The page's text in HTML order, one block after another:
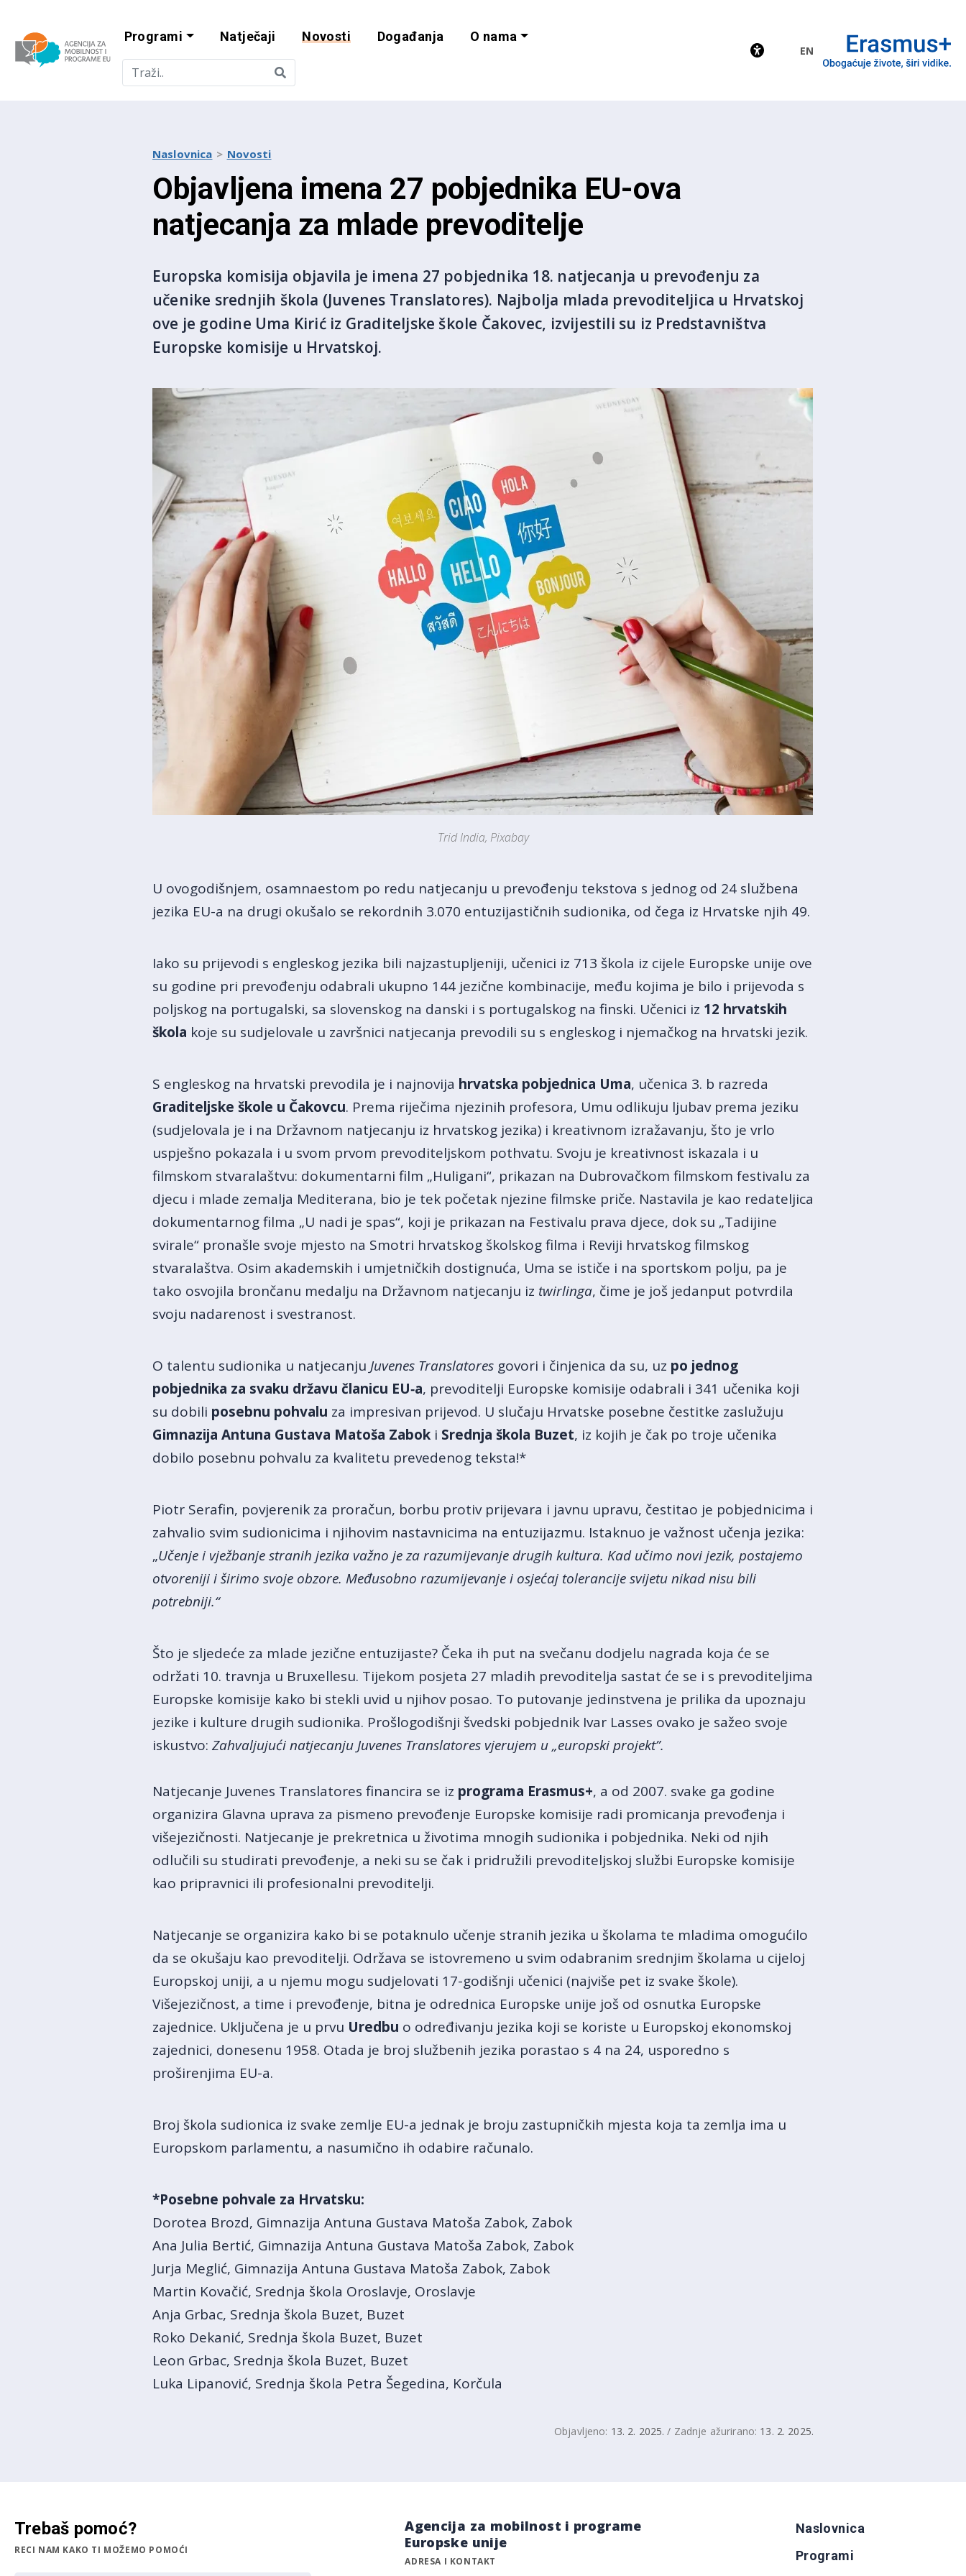
Agencija za mobilnost i programe EU
Programi Natječaji Novosti Događanja O nama
EN
Naslovnica Novosti
Objavljena imena 27 pobjednika EU-ova
natjecanja za mlade prevoditelje
Europska komisija objavila je imena 27 pobjednika 18. natjecanja u prevođenju za
učenike srednjih škola (Juvenes Translatores). Najbolja mlada prevoditeljica u Hrvatskoj
ove je godine Uma Kirić iz Graditeljske škole Čakovec, izvijestili su iz Predstavništva
Europske komisije u Hrvatskoj.
Trid India, Pixabay
U ovogodišnjem, osamnaestom po redu natjecanju u prevođenju tekstova s jednog od 24 službena
jezika EU-a na drugi okušalo se rekordnih 3.070 entuzijastičnih sudionika, od čega iz Hrvatske njih 49.
Iako su prijevodi s engleskog jezika bili najzastupljeniji, učenici iz 713 škola iz cijele Europske unije ove
su godine pri prevođenju odabrali ukupno 144 jezične kombinacije, među kojima je bilo i prijevoda s
poljskog na portugalski, sa slovenskog na danski i s portugalskog na finski. Učenici iz 12 hrvatskih
škola koje su sudjelovale u završnici natjecanja prevodili su s engleskog i njemačkog na hrvatski jezik.
S engleskog na hrvatski prevodila je i najnovija hrvatska pobjednica Uma, učenica 3. b razreda
Graditeljske škole u Čakovcu. Prema riječima njezinih profesora, Umu odlikuju ljubav prema jeziku
(sudjelovala je i na Državnom natjecanju iz hrvatskog jezika) i kreativnom izražavanju, što je vrlo
uspješno pokazala i u svom prvom prevoditeljskom pothvatu. Svoju je kreativnost iskazala i u
filmskom stvaralaštvu: dokumentarni film „Huligani“, prikazan na Dubrovačkom filmskom festivalu za
djecu i mlade zemalja Mediterana, bio je tek početak njezine filmske priče. Nastavila je kao redateljica
dokumentarnog filma „U nadi je spas“, koji je prikazan na Festivalu prava djece, dok su „Tadijine
svirale“ pronašle svoje mjesto na Smotri hrvatskog školskog filma i Reviji hrvatskog filmskog
stvaralaštva. Osim akademskih i umjetničkih dostignuća, Uma se ističe i na sportskom polju, pa je
tako osvojila brončanu medalju na Državnom natjecanju iz twirlinga, čime je još jedanput potvrdila
svoju nadarenost i svestranost.
O talentu sudionika u natjecanju Juvenes Translatores govori i činjenica da su, uz po jednog
pobjednika za svaku državu članicu EU‑a, prevoditelji Europske komisije odabrali i 341 učenika koji
su dobili posebnu pohvalu za impresivan prijevod. U slučaju Hrvatske posebne čestitke zaslužuju
Gimnazija Antuna Gustava Matoša Zabok i Srednja škola Buzet, iz kojih je čak po troje učenika
dobilo posebnu pohvalu za kvalitetu prevedenog teksta!*
Piotr Serafin, povjerenik za proračun, borbu protiv prijevara i javnu upravu, čestitao je pobjednicima i
zahvalio svim sudionicima i njihovim nastavnicima na entuzijazmu. Istaknuo je važnost učenja jezika:
„Učenje i vježbanje stranih jezika važno je za razumijevanje drugih kultura. Kad učimo novi jezik, postajemo
otvoreniji i širimo svoje obzore. Međusobno razumijevanje i osjećaj tolerancije svijetu nikad nisu bili
potrebniji.“
Što je sljedeće za mlade jezične entuzijaste? Čeka ih put na svečanu dodjelu nagrada koja će se
održati 10. travnja u Bruxellesu. Tijekom posjeta 27 mladih prevoditelja sastat će se i s prevoditeljima
Europske komisije kako bi stekli uvid u njihov posao. To putovanje jedinstvena je prilika da upoznaju
jezike i kulture drugih sudionika. Prošlogodišnji švedski pobjednik Ivar Lasses ovako je sažeo svoje
iskustvo: Zahvaljujući natjecanju Juvenes Translatores vjerujem u „europski projekt”.
Natjecanje Juvenes Translatores financira se iz programa Erasmus+, a od 2007. svake ga godine
organizira Glavna uprava za pismeno prevođenje Europske komisije radi promicanja prevođenja i
višejezičnosti. Natjecanje je prekretnica u životima mnogih sudionika i pobjednika. Neki od njih
odlučili su studirati prevođenje, a neki su se čak i pridružili prevoditeljskoj službi Europske komisije
kao pripravnici ili profesionalni prevoditelji.
Natjecanje se organizira kako bi se potaknulo učenje stranih jezika u školama te mladima omogućilo
da se okušaju kao prevoditelji. Održava se istovremeno u svim odabranim srednjim školama u cijeloj
Europskoj uniji, a u njemu mogu sudjelovati 17-godišnji učenici (najviše pet iz svake škole).
Višejezičnost, a time i prevođenje, bitna je odrednica Europske unije još od osnutka Europske
zajednice. Uključena je u prvu Uredbu o određivanju jezika koji se koriste u Europskoj ekonomskoj
zajednici, donesenu 1958. Otada je broj službenih jezika porastao s 4 na 24, usporedno s
proširenjima EU-a.
Broj škola sudionica iz svake zemlje EU-a jednak je broju zastupničkih mjesta koja ta zemlja ima u
Europskom parlamentu, a nasumično ih odabire računalo.
*Posebne pohvale za Hrvatsku:
Dorotea Brozd, Gimnazija Antuna Gustava Matoša Zabok, Zabok
Ana Julia Bertić, Gimnazija Antuna Gustava Matoša Zabok, Zabok
Jurja Meglić, Gimnazija Antuna Gustava Matoša Zabok, Zabok
Martin Kovačić, Srednja škola Oroslavje, Oroslavje
Anja Grbac, Srednja škola Buzet, Buzet
Roko Dekanić, Srednja škola Buzet, Buzet
Leon Grbac, Srednja škola Buzet, Buzet
Luka Lipanović, Srednja škola Petra Šegedina, Korčula
Objavljeno: 13. 2. 2025. / Zadnje ažurirano: 13. 2. 2025.
Trebaš pomoć?
RECI NAM KAKO TI MOŽEMO POMOĆI
Agencija za mobilnost i programe
Europske unije
ADRESA I KONTAKT
Naslovnica
Programi